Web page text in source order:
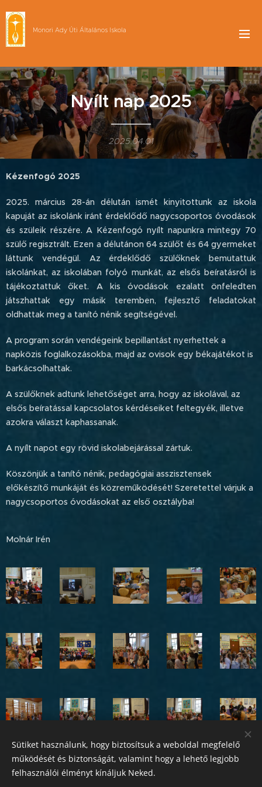
Monori Ady Úti Általános Iskola
Nyílt nap 2025
2025.04.01
Kézenfogó 2025
2025. március 28-án délután ismét kinyitottunk az iskola
kapuját az iskolánk iránt érdeklődő nagycsoportos óvodások
és szüleik részére. A Kézenfogó nyílt napunkra mintegy 70
szülő regisztrált. Ezen a délutánon 64 szülőt és 64 gyermeket
láttunk vendégül. Az érdeklődő szülőknek bemutattuk
iskolánkat, az iskolában folyó munkát, az elsős beíratásról is
tájékoztattuk őket. A kis óvodások ezalatt önfeledten
játszhattak egy másik teremben, fejlesztő feladatokat
oldhattak meg a tanító nénik segítségével.
A program során vendégeink bepillantást nyerhettek a
napközis foglalkozásokba, majd az ovisok egy békajátékot is
barkácsolhattak.
A szülőknek adtunk lehetőséget arra, hogy az iskolával, az
elsős beíratással kapcsolatos kérdéseiket feltegyék, illetve
azokra választ kaphassanak.
A nyílt napot egy rövid iskolabejárással zártuk.
Köszönjük a tanító nénik, pedagógiai asszisztensek
előkészítő munkáját és közreműködését! Szeretettel várjuk a
nagycsoportos óvodásokat az első osztályba!
Molnár Irén
Sütiket használunk, hogy biztosítsuk a weboldal megfelelő
működését és biztonságát, valamint hogy a lehető legjobb
felhasználói élményt kínáljuk Neked.